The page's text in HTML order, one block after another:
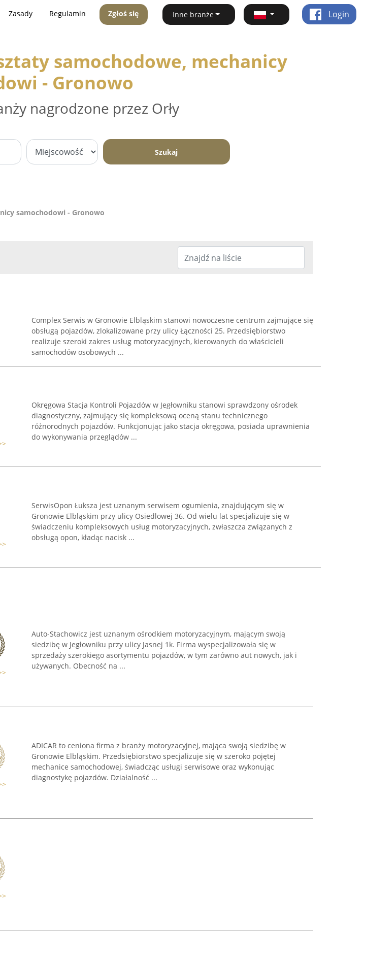
Zasady Regulamin Zgłoś się Inne branże Login
samochodowe, mechanicy
- Gronowo
nagrodzone przez Orły
Szukaj
samochodowi - Gronowo
Complex Serwis w Gronowie Elbląskim stanowi nowoczesne centrum zajmujące się
obsługą pojazdów, zlokalizowane przy ulicy Łączności 25. Przedsiębiorstwo
realizuje szeroki zakres usług motoryzacyjnych, kierowanych do właścicieli
samochodów osobowych ...
Okręgowa Stacja Kontroli Pojazdów w Jegłowniku stanowi sprawdzony ośrodek
diagnostyczny, zajmujący się kompleksową oceną stanu technicznego
różnorodnych pojazdów. Funkcjonując jako stacja okręgowa, posiada uprawnienia
do wykonywania przeglądów ...
SerwisOpon Łuksza jest uznanym serwisem ogumienia, znajdującym się w
Gronowie Elbląskim przy ulicy Osiedlowej 36. Od wielu lat specjalizuje się w
świadczeniu kompleksowych usług motoryzacyjnych, zwłaszcza związanych z
obsługą opon, kładąc nacisk ...
Auto-Stachowicz jest uznanym ośrodkiem motoryzacyjnym, mającym swoją
siedzibę w Jegłowniku przy ulicy Jasnej 1k. Firma wyspecjalizowała się w
sprzedaży szerokiego asortymentu pojazdów, w tym zarówno aut nowych, jak i
używanych. Obecność na ...
ADICAR to ceniona firma z branży motoryzacyjnej, mająca swoją siedzibę w
Gronowie Elbląskim. Przedsiębiorstwo specjalizuje się w szeroko pojętej
mechanice samochodowej, świadcząc usługi serwisowe oraz wykonując
diagnostykę pojazdów. Działalność ...